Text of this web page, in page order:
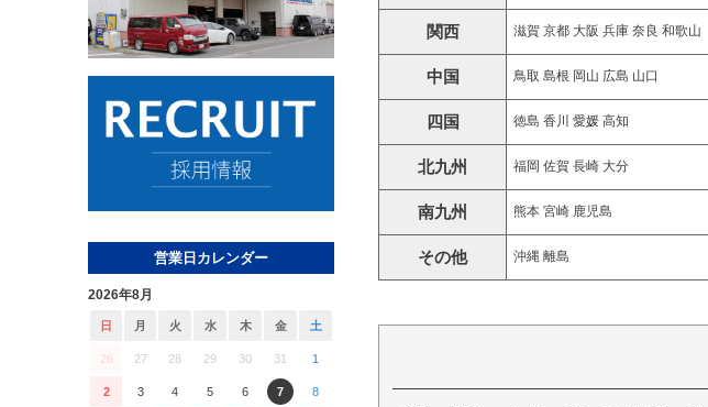
営業日カレンダー
2026年8月
日 月 火 水 木 金 土
26 27 28 29 30 31 1
2 3 4 5 6 7 8
関西 滋賀 京都 大阪 兵庫 奈良 和歌山
中国 鳥取 島根 岡山 広島 山口
四国 徳島 香川 愛媛 高知
北九州 福岡 佐賀 長崎 大分
南九州 熊本 宮崎 鹿児島
その他 沖縄 離島